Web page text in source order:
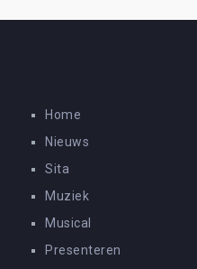
Home
Nieuws
Sita
Muziek
Musical
Presenteren